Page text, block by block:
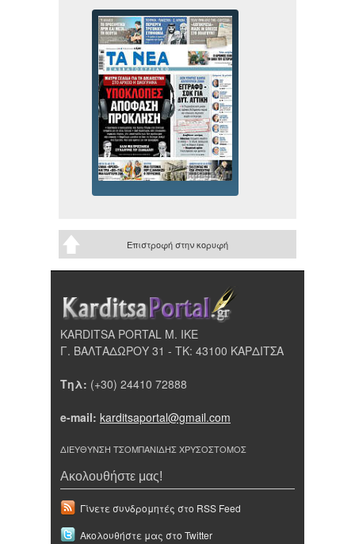
Επιστροφή στην κορυφή
KARDITSA PORTAL Μ. ΙΚΕ
Γ. ΒΑΛΤΑΔΩΡΟΥ 31 - ΤΚ: 43100 ΚΑΡΔΙΤΣΑ
Τηλ: (+30) 24410 72888
e-mail: karditsaportal@gmail.com
ΔΙΕΥΘΥΝΣΗ ΤΣΟΜΠΑΝΙΔΗΣ ΧΡΥΣΟΣΤΟΜΟΣ
Ακολουθήστε μας!
Γίνετε συνδρομητές στο RSS Feed
Ακολουθήστε μας στο Twitter